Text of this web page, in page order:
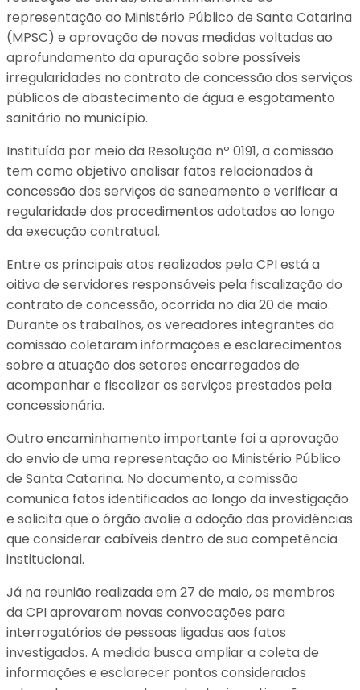
representação ao Ministério Público de Santa Catarina
(MPSC) e aprovação de novas medidas voltadas ao
aprofundamento da apuração sobre possíveis
irregularidades no contrato de concessão dos serviços
públicos de abastecimento de água e esgotamento
sanitário no município.
Instituída por meio da Resolução nº 0191, a comissão
tem como objetivo analisar fatos relacionados à
concessão dos serviços de saneamento e verificar a
regularidade dos procedimentos adotados ao longo
da execução contratual.
Entre os principais atos realizados pela CPI está a
oitiva de servidores responsáveis pela fiscalização do
contrato de concessão, ocorrida no dia 20 de maio.
Durante os trabalhos, os vereadores integrantes da
comissão coletaram informações e esclarecimentos
sobre a atuação dos setores encarregados de
acompanhar e fiscalizar os serviços prestados pela
concessionária.
Outro encaminhamento importante foi a aprovação
do envio de uma representação ao Ministério Público
de Santa Catarina. No documento, a comissão
comunica fatos identificados ao longo da investigação
e solicita que o órgão avalie a adoção das providências
que considerar cabíveis dentro de sua competência
institucional.
Já na reunião realizada em 27 de maio, os membros
da CPI aprovaram novas convocações para
interrogatórios de pessoas ligadas aos fatos
investigados. A medida busca ampliar a coleta de
informações e esclarecer pontos considerados